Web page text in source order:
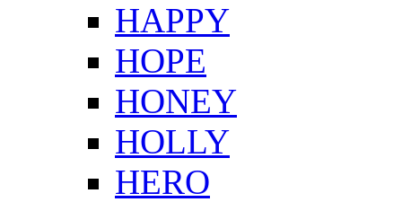
HAPPY
HOPE
HONEY
HOLLY
HERO